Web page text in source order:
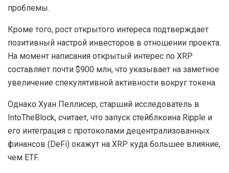
проблемы.
Кроме того, рост открытого интереса подтверждает
позитивный настрой инвесторов в отношении проекта.
На момент написания открытый интерес по XRP
составляет почти $900 млн, что указывает на заметное
увеличение спекулятивной активности вокруг токена.
Однако Хуан Пеллисер, старший исследователь в
IntoTheBlock, считает, что запуск стейблкоина Ripple и
его интеграция с протоколами децентрализованных
финансов (DeFi) окажут на XRP куда большее влияние,
чем ETF.